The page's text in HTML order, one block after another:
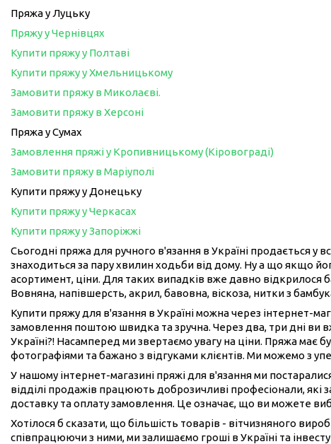
Пряжа у Луцьку
Пряжу у Чернівцях
Купити пряжу у Полтаві
Купити пряжу у Хмельницькому
Замовити пряжу в Миколаєві.
Замовити пряжу в Херсоні
Пряжа у Сумах
Замовлення пряжі у Кропивницькому (Кіровограді)
Замовити пряжу в Маріуполі
Купити пряжу у Донецьку
Купити пряжу у Черкасах
Купити пряжу у Запоріжжі
Сьогодні пряжа для ручного в'язання в Україні продається у
знаходиться за пару хвилин ходьби від дому. Ну а що якщо
асортимент, ціни. Для таких випадків вже давно відкрилося
Вовняна, напівшерсть, акрил, бавовна, віскоза, нитки з
Купити пряжу для в'язання в Україні можна через інтернет-
замовлення поштою швидка та зручна. Через два, три дні ви
Україні?! Насамперед ми звертаємо увагу на ціни. Пряжа має
фотографіями та бажано з відгуками клієнтів. Ми можемо з
У нашому інтернет-магазині пряжі для в'язання ми
відділі продажів працюють доброзичливі професіонали,
доставку та оплату замовлення. Це означає, що ви можете
Хотілося б сказати, що більшість товарів - вітчизняного
співпрацюючи з ними, ми залишаємо гроші в Україні та